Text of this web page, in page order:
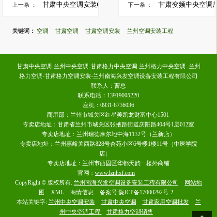
上一条 ： 甘肃中央空调安装6大忌和... 下一条 ： 甘肃变频中央空调
关键词： 空调 甘肃空调 甘肃空调安装 兰州空调安装工程
甘肃中央空调-兰州中央空调-甘肃格力中央空调-兰州格力中央空调 -兰州
格力空调-甘肃格力空调安装-兰州南海兴发空调设备安装工程有限公司
联系人：曹总
联系电话：13919005220
座机：0931-8736036
商用部：兰州市城关区红星美凯龙财富中心1501
专卖店地址：甘肃省兰州市城关区张掖路街道庆阳路404号1层012室
专卖店地址：兰州瑞德摩尔地中海1132号（兰新店）
专卖店地址：兰州嘉峪关西路828号杏苑小区6号楼1楼11号（中医学院
店）
专卖店地址：兰州市西固区华都天韵一楼外商铺
官网： www.lznhxf.com
CopyRight © 版权所有: 兰州南海兴发空调设备安装工程有限公司
网站地
图
XML 商情信息 备案号:陇ICP备17000292号-2
本站关键字: 兰州中央空调安装 甘肃中央空调 甘肃家用空调批发
兰
州中央空调工程
甘肃格力空调销售